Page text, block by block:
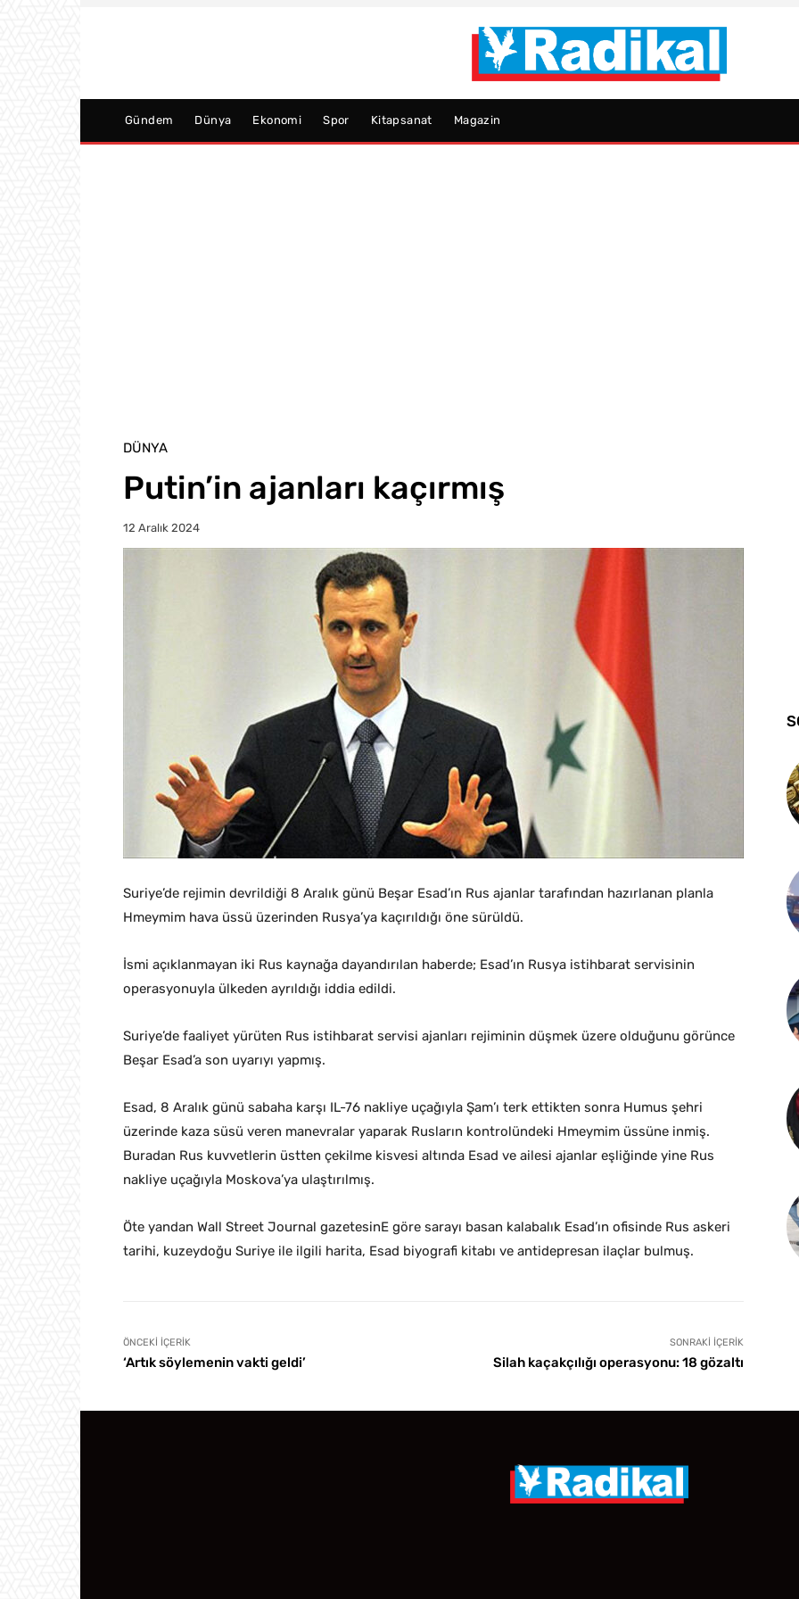
Gündem Dünya Ekonomi Spor Kitapsanat Magazin
DÜNYA
Putin’in ajanları kaçırmış
12 Aralık 2024
Suriye’de rejimin devrildiği 8 Aralık günü Beşar Esad’ın Rus ajanlar tarafından hazırlanan planla
Hmeymim hava üssü üzerinden Rusya’ya kaçırıldığı öne sürüldü.
İsmi açıklanmayan iki Rus kaynağa dayandırılan haberde; Esad’ın Rusya istihbarat servisinin
operasyonuyla ülkeden ayrıldığı iddia edildi.
Suriye’de faaliyet yürüten Rus istihbarat servisi ajanları rejiminin düşmek üzere olduğunu görünce
Beşar Esad’a son uyarıyı yapmış.
Esad, 8 Aralık günü sabaha karşı IL-76 nakliye uçağıyla Şam’ı terk ettikten sonra Humus şehri
üzerinde kaza süsü veren manevralar yaparak Rusların kontrolündeki Hmeymim üssüne inmiş.
Buradan Rus kuvvetlerin üstten çekilme kisvesi altında Esad ve ailesi ajanlar eşliğinde yine Rus
nakliye uçağıyla Moskova’ya ulaştırılmış.
Öte yandan Wall Street Journal gazetesinE göre sarayı basan kalabalık Esad’ın ofisinde Rus askeri
tarihi, kuzeydoğu Suriye ile ilgili harita, Esad biyografi kitabı ve antidepresan ilaçlar bulmuş.
ÖNCEKI İÇERIK
‘Artık söylemenin vakti geldi’
SONRAKI İÇERIK
Silah kaçakçılığı operasyonu: 18 gözaltı